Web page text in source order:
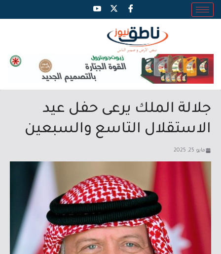
جلالة الملك يرعى حفل عيد
الاستقلال التاسع والسبعين
مايو 25, 2025